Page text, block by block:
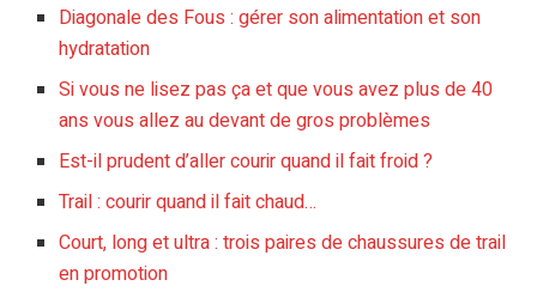
Diagonale des Fous : gérer son alimentation et son
hydratation
Si vous ne lisez pas ça et que vous avez plus de 40
ans vous allez au devant de gros problèmes
Est-il prudent d’aller courir quand il fait froid ?
Trail : courir quand il fait chaud…
Court, long et ultra : trois paires de chaussures de trail
en promotion